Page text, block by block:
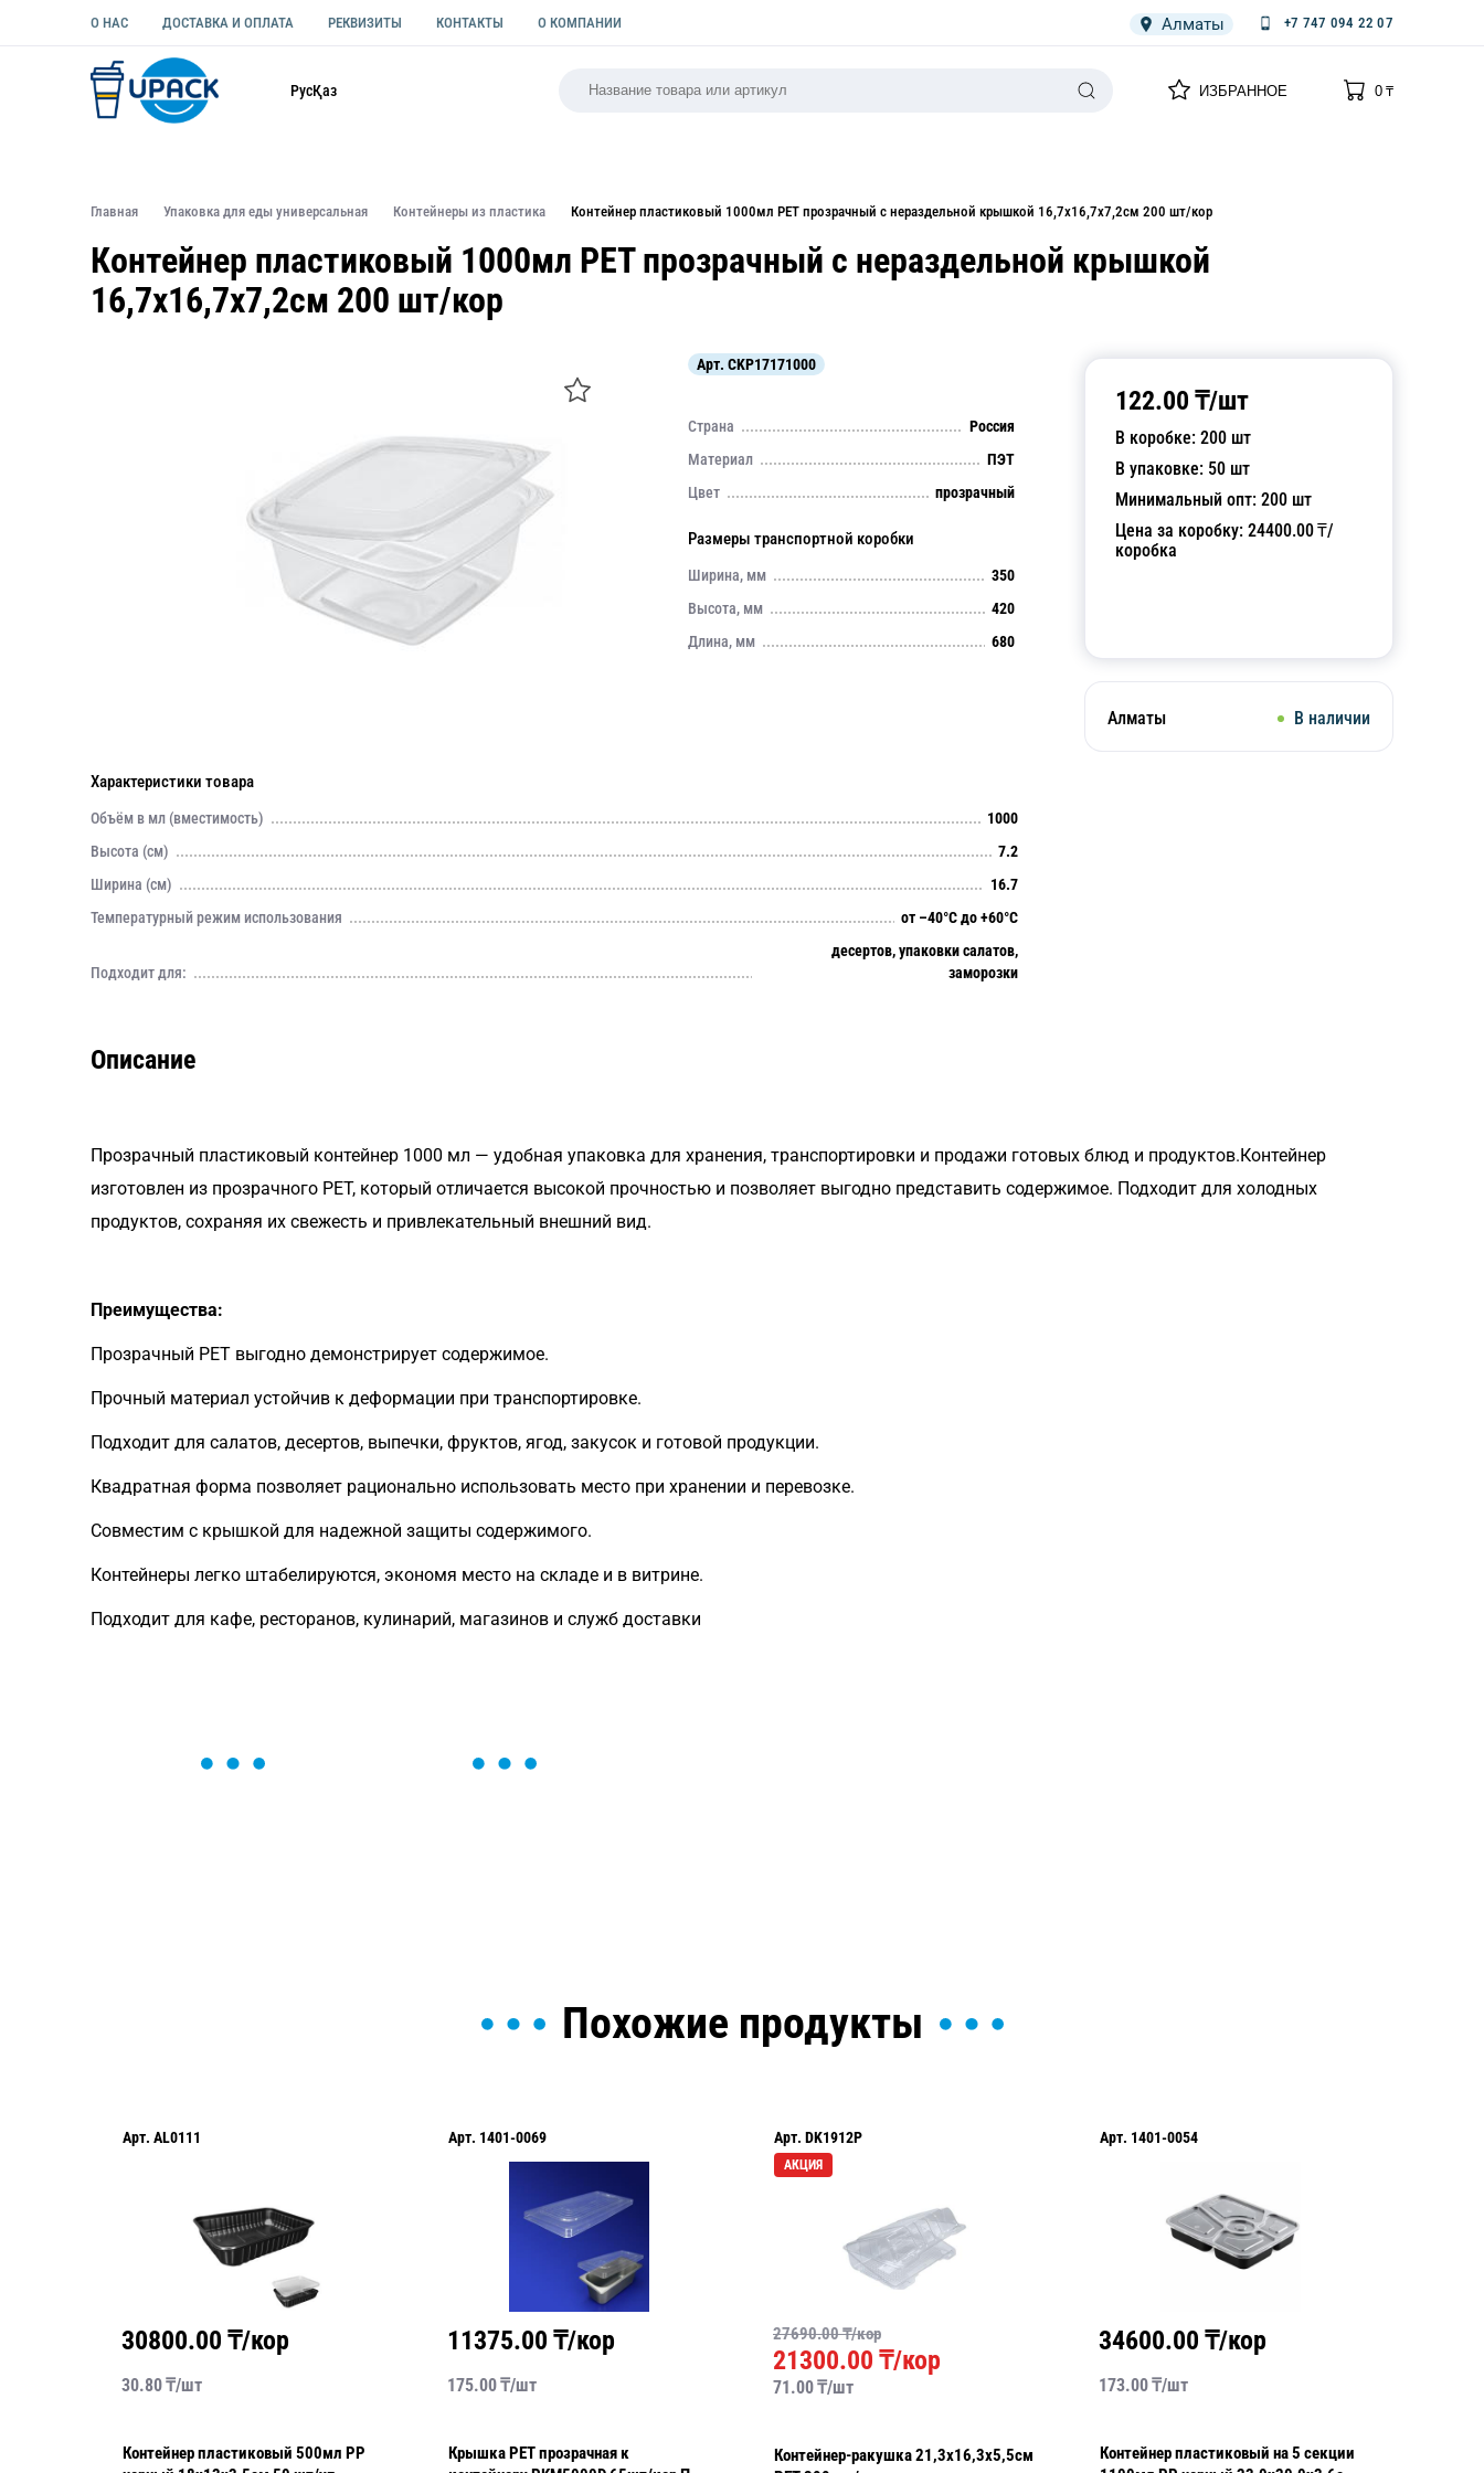
О НАС ДОСТАВКА И ОПЛАТА РЕКВИЗИТЫ КОНТАКТЫ О КОМПАНИИ Алматы +7 747 094 22 07
РусҚаз ИЗБРАННОЕ
0
0₸
Главная Упаковка для еды универсальная Контейнеры из пластика Контейнер пластиковый 1000мл PET прозрачный с нераздельной крышкой 16,7х16,7х7,2см 200 шт/кор
Контейнер пластиковый 1000мл PET прозрачный с нераздельной крышкой
16,7х16,7х7,2см 200 шт/кор
122.00 ₸/шт
В коробке: 200 шт
В упаковке: 50 шт
Минимальный опт: 200 шт
Цена за коробку: 24400.00₸/
коробка
Алматы В наличии
Арт. CKP17171000
Страна
Россия
Материал
ПЭТ
Цвет
прозрачный
Размеры транспортной коробки
Ширина, мм
350
Высота, мм
420
Длина, мм
680
Характеристики товара
Объём в мл (вместимость)
1000
Высота (см)
7.2
Ширина (см)
16.7
Температурный режим использования
от –40°C до +60°C
Подходит для:
десертов, упаковки салатов,
заморозки
Описание
Прозрачный пластиковый контейнер 1000 мл — удобная упаковка для хранения, транспортировки и продажи готовых блюд и продуктов.Контейнер
изготовлен из прозрачного PET, который отличается высокой прочностью и позволяет выгодно представить содержимое. Подходит для холодных
продуктов, сохраняя их свежесть и привлекательный внешний вид.
Преимущества:
Прозрачный PET выгодно демонстрирует содержимое.
Прочный материал устойчив к деформации при транспортировке.
Подходит для салатов, десертов, выпечки, фруктов, ягод, закусок и готовой продукции.
Квадратная форма позволяет рационально использовать место при хранении и перевозке.
Совместим с крышкой для надежной защиты содержимого.
Контейнеры легко штабелируются, экономя место на складе и в витрине.
Подходит для кафе, ресторанов, кулинарий, магазинов и служб доставки
Похожие продукты
Арт. AL0111
30800.00 ₸/кор
30.80₸/шт
Контейнер пластиковый 500мл PP
Арт. 1401-0069
11375.00 ₸/кор
175.00₸/шт
Крышка PET прозрачная к
Арт. DK1912P
АКЦИЯ
27690.00₸/кор
21300.00 ₸/кор
71.00₸/шт
Контейнер-ракушка 21,3х16,3х5,5см
Арт. 1401-0054
34600.00 ₸/кор
173.00₸/шт
Контейнер пластиковый на 5 секции